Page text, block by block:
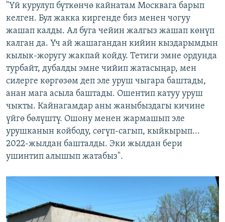
"Үй курулуп бүткөнчө кайнатам Москвага барып
келген. Бул жакка киргенде биз менен чогуу
жашап калды. Ал буга чейин жалгыз жашап көнүп
калган да. Үч ай жашагандан кийин кыздарымдын
кылык-жоругу жакпай койду. Тетиги эмне ордунда
турбайт, дубалды эмне чийип жатасыңар, мен
силерге көргөзөм деп эле уруш чыгара баштады,
анан мага асыла баштады. Ошентип катуу уруш
чыкты. Кайнагамдар аны жаныбыздагы кичине
үйгө бөлүштү. Ошону менен жармашып эле
урушканын койбоду, сөгүп-сагып, кыйкырып...
2022-жылдан башталды. Эки жылдан бери
ушинтип алышып жатабыз".